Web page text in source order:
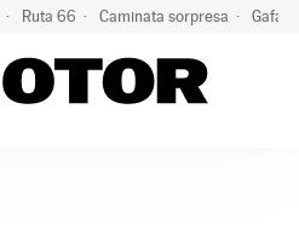
Ruta 66 Caminata sorpresa Gafas